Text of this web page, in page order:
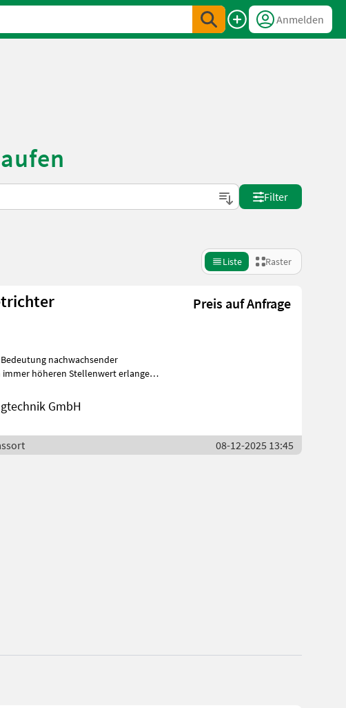
Anmelden
Filter
Liste Raster
Preis auf Anfrage
nachwachsender
höheren Stellenwert erlangen.
GmbH
08-12-2025 13:45